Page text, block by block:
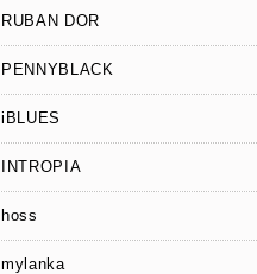
RUBAN DOR
PENNYBLACK
iBLUES
INTROPIA
hoss
mylanka